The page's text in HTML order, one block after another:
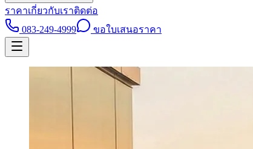
ราคาเกี่ยวกับเราติดต่อ
083-249-4999
ขอใบเสนอราคา